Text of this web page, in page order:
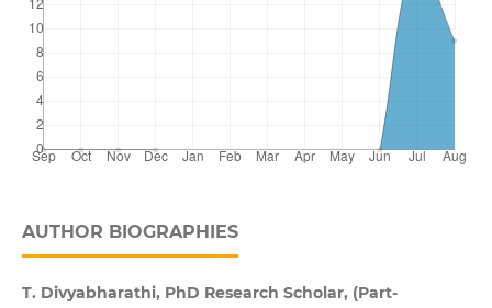
AUTHOR BIOGRAPHIES
T. Divyabharathi, PhD Research Scholar, (Part-